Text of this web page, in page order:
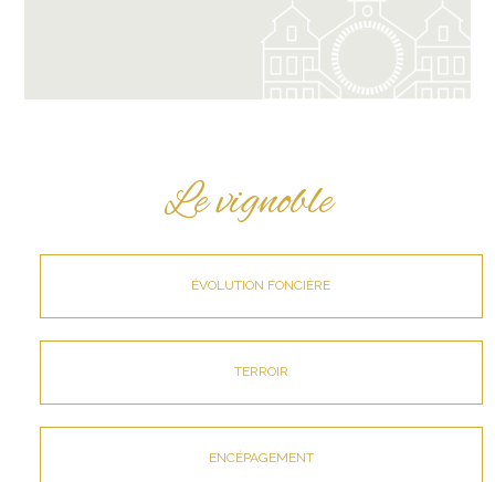
Le vignoble
ÉVOLUTION FONCIÈRE
TERROIR
ENCÉPAGEMENT